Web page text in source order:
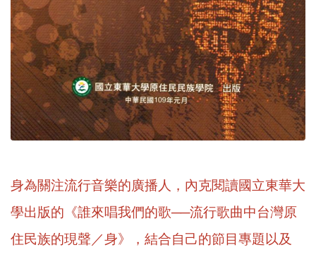
身為關注流行音樂的廣播人，內克閱讀國立東華大
學出版的《誰來唱我們的歌──流行歌曲中台灣原
住民族的現聲／身》，結合自己的節目專題以及